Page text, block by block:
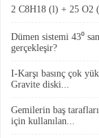
2 C8H18 (l) + 25
Dümen sistemi 43⁰
gerçekleşir?
I-Karşı basınç çok
Gravite diski...
Gemilerin baş
için kullanılan...